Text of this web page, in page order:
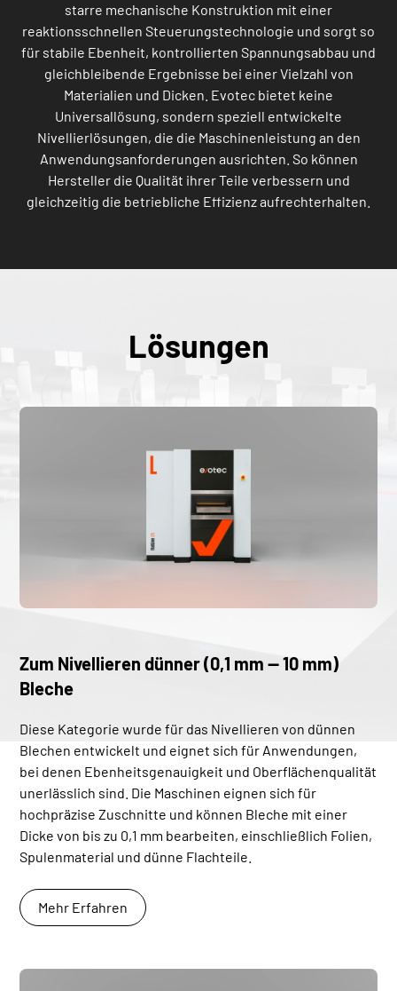
starre mechanische Konstruktion mit einer
reaktionsschnellen Steuerungstechnologie und sorgt so
für stabile Ebenheit, kontrollierten Spannungsabbau und
gleichbleibende Ergebnisse bei einer Vielzahl von
Materialien und Dicken. Evotec bietet keine
Universallösung, sondern speziell entwickelte
Nivellierlösungen, die die Maschinenleistung an den
Anwendungsanforderungen ausrichten. So können
Hersteller die Qualität ihrer Teile verbessern und
gleichzeitig die betriebliche Effizienz aufrechterhalten.
Lösungen
Zum Nivellieren dünner (0,1 mm — 10 mm)
Bleche
Diese Kategorie wurde für das Nivellieren von dünnen
Blechen entwickelt und eignet sich für Anwendungen,
bei denen Ebenheitsgenauigkeit und Oberflächenqualität
unerlässlich sind. Die Maschinen eignen sich für
hochpräzise Zuschnitte und können Bleche mit einer
Dicke von bis zu 0,1 mm bearbeiten, einschließlich Folien,
Spulenmaterial und dünne Flachteile.
Mehr Erfahren